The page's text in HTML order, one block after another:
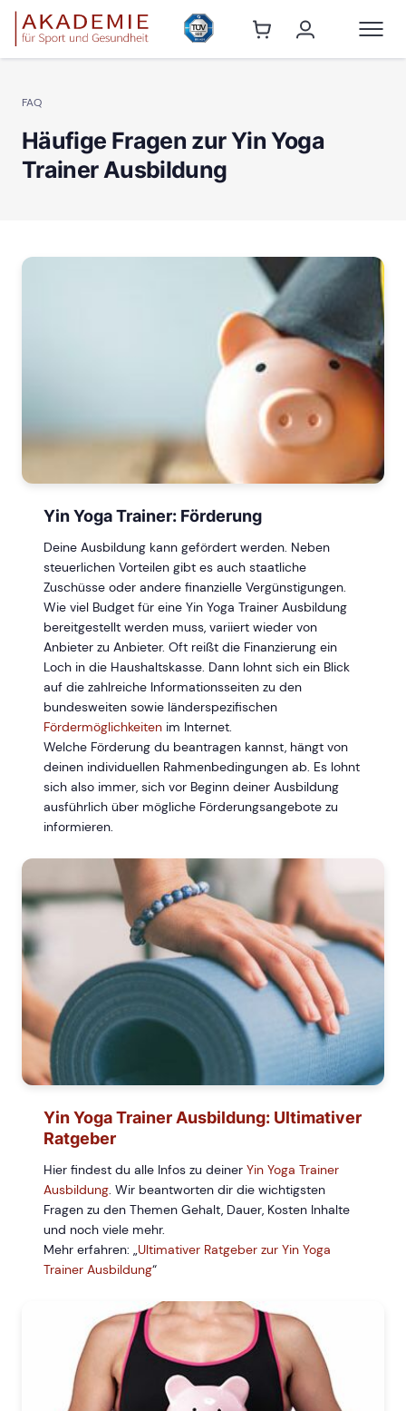
FAQ
Häufige Fragen zur Yin Yoga
Trainer Ausbildung
Yin Yoga Trainer: Förderung
Deine Ausbildung kann gefördert werden. Neben
steuerlichen Vorteilen gibt es auch staatliche
Zuschüsse oder andere finanzielle Vergünstigungen.
Wie viel Budget für eine Yin Yoga Trainer Ausbildung
bereitgestellt werden muss, variiert wieder von
Anbieter zu Anbieter. Oft reißt die Finanzierung ein
Loch in die Haushaltskasse. Dann lohnt sich ein Blick
auf die zahlreiche Informationsseiten zu den
bundesweiten sowie länderspezifischen
Fördermöglichkeiten im Internet.
Welche Förderung du beantragen kannst, hängt von
deinen individuellen Rahmenbedingungen ab. Es lohnt
sich also immer, sich vor Beginn deiner Ausbildung
ausführlich über mögliche Förderungsangebote zu
informieren.
Yin Yoga Trainer Ausbildung: Ultimativer
Ratgeber
Hier findest du alle Infos zu deiner Yin Yoga Trainer
Ausbildung. Wir beantworten dir die wichtigsten
Fragen zu den Themen Gehalt, Dauer, Kosten Inhalte
und noch viele mehr.
Mehr erfahren: „Ultimativer Ratgeber zur Yin Yoga
Trainer Ausbildung“